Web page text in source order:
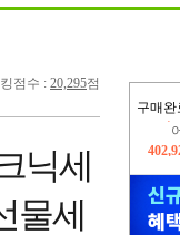
구매완
점수 : 20,295점
닉세
물세